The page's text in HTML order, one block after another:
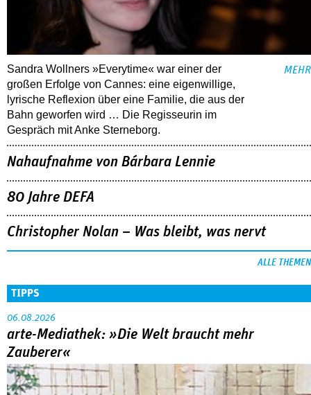
Sandra Wollners »Everytime« war einer der
großen Erfolge von Cannes: eine eigenwillige,
lyrische Reflexion über eine ­Familie, die aus der
Bahn geworfen wird … Die Regisseurin im
Gespräch mit Anke Sterneborg.
MEHR
Nahaufnahme von Bárbara Lennie
80 Jahre DEFA
Christopher Nolan – Was bleibt, was nervt
ALLE THEMEN
TIPPS
06.08.2026
arte-Mediathek: »Die Welt braucht mehr
Zauberer«